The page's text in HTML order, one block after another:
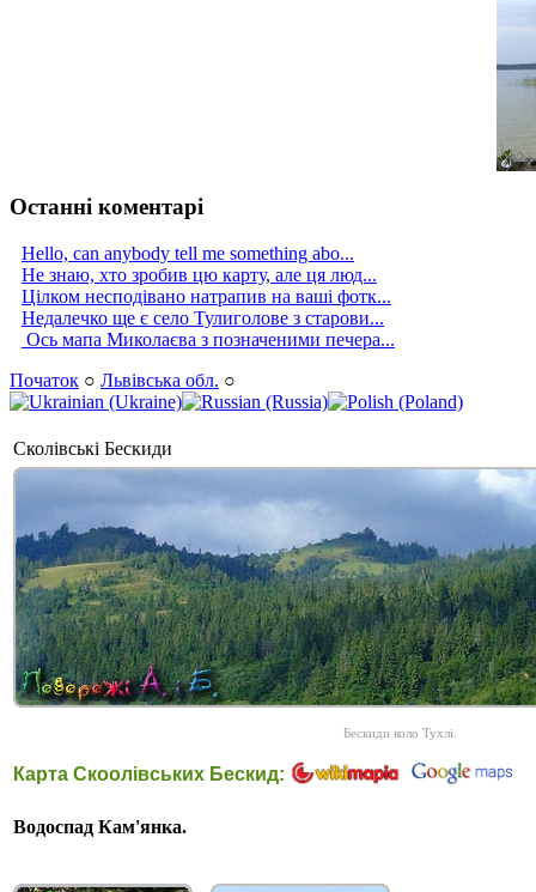
Останні коментарі
Hello, can anybody tell me something abo...
Не знаю, хто зробив цю карту, але ця люд...
Цілком несподівано натрапив на ваші фотк...
Недалечко ще є село Тулиголове з старови...
Ось мапа Миколаєва з позначеними печера...
Початок ○ Львівська обл. ○
Сколівські Бескиди
Бескиди коло Тухлі.
Карта Скоолівських Бескид:
Водоспад Кам'янка.